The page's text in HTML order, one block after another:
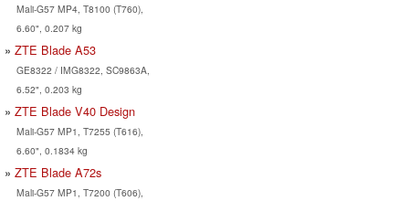
Mali-G57 MP4, T8100 (T760),
6.60", 0.207 kg
ZTE Blade A53
GE8322 / IMG8322, SC9863A,
6.52", 0.203 kg
ZTE Blade V40 Design
Mali-G57 MP1, T7255 (T616),
6.60", 0.1834 kg
ZTE Blade A72s
Mali-G57 MP1, T7200 (T606),